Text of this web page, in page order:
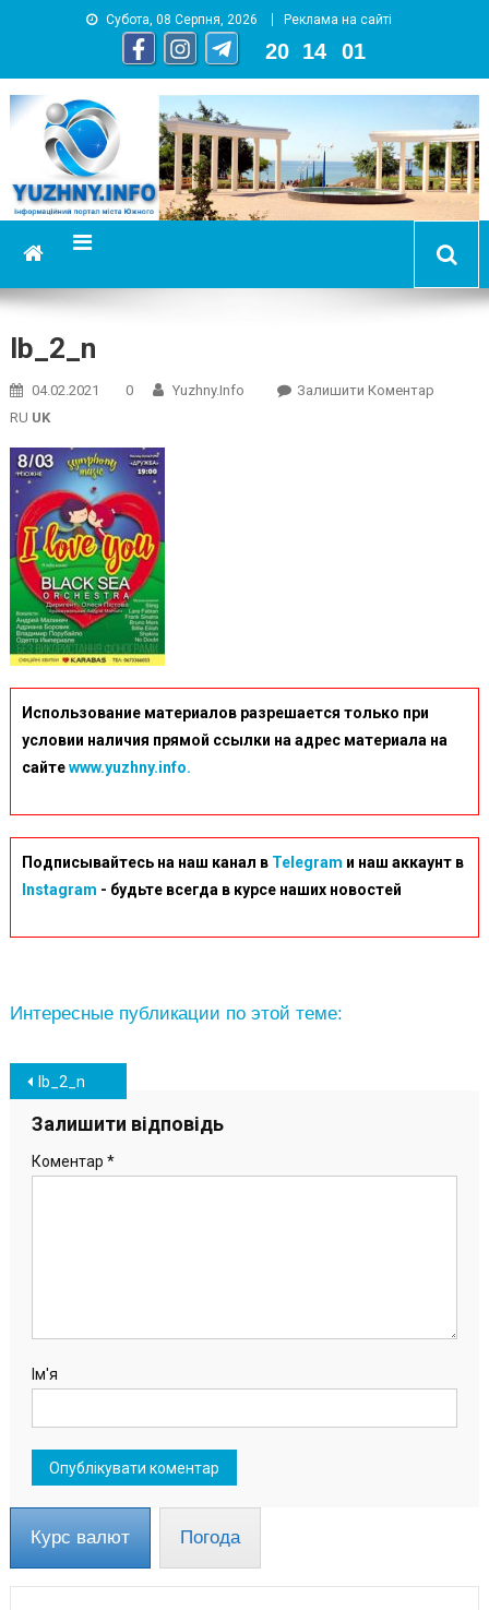
Субота, 08 Серпня, 2026 Реклама на сайті
20 14 01
YUZHNY.INFO
информационный портал города Южный
lb_2_n
04.02.2021 0 Yuzhny.info Залишити КоментарOn
RU UK
Использование материалов разрешается только при
условии наличия прямой ссылки на адрес материала на
сайтеwww.yuzhny.info.
Подписывайтесь на наш канал в Telegram и наш аккаунт в
Instagram - будьте всегда в курсе наших новостей
Интересные публикации по этой теме:
Навігація
записів
lb_2_n
Залишити відповідь
Коментар *
Ім'я
Курс валют Погода